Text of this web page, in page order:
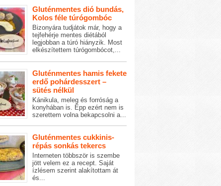
Gluténmentes dió bundás,
Kolos féle túrógombóc
Bizonyára tudjátok már, hogy a
tejfehérje mentes diétából
legjobban a túró hiányzik. Most
elkészítettem túrógombócot,...
Gluténmentes hamis fekete
erdő pohárdesszert –
sütés nélkül
Kánikula, meleg és forróság a
konyhában is. Épp ezért nem is
szerettem volna bekapcsolni a...
Gluténmentes cukkinis-
répás sonkás tekercs
Interneten többször is szembe
jött velem ez a recept. Saját
ízlésem szerint alakítottam át
és...